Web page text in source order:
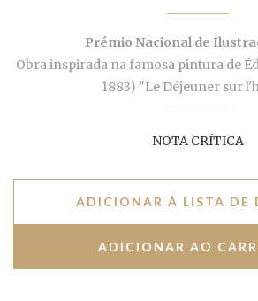
Prémio Nacional de
Obra inspirada na famosa pintura de
1883) "Le Déjeuner sur
NOTA CRÍTICA
ADICIONAR À LISTA DE